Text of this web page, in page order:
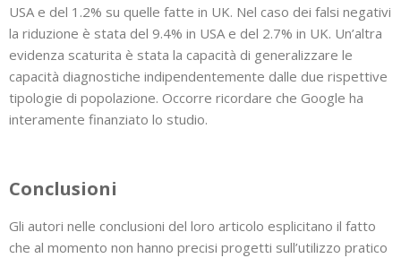
USA e del 1.2% su quelle fatte in UK. Nel caso dei falsi negativi
la riduzione è stata del 9.4% in USA e del 2.7% in UK. Un’altra
evidenza scaturita è stata la capacità di generalizzare le
capacità diagnostiche indipendentemente dalle due rispettive
tipologie di popolazione. Occorre ricordare che Google ha
interamente finanziato lo studio.
Conclusioni
Gli autori nelle conclusioni del loro articolo esplicitano il fatto
che al momento non hanno precisi progetti sull’utilizzo pratico